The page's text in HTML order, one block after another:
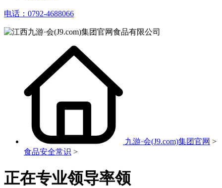
电话：0792-4688066
九游·会(J9.com)集团官网 >
食品安全常识 >
正在专业领导率领